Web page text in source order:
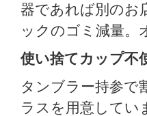
器であれば別のお
ックのゴミ減量。
使い捨てカップ不
タンブラー持参で
ラスを用意してい